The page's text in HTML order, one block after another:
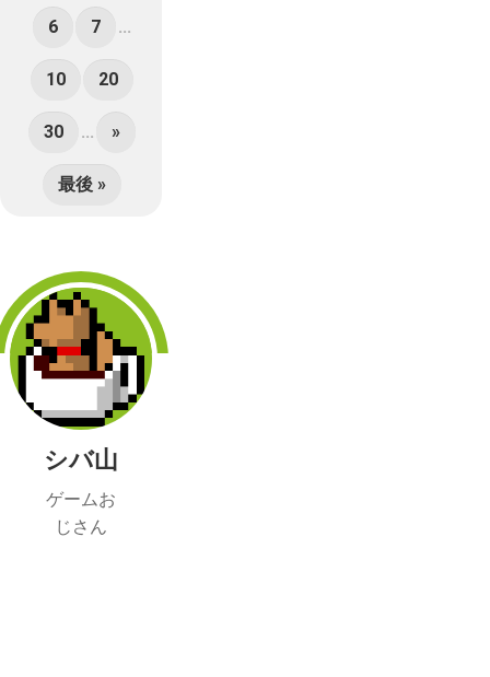
6 7 ...
10 20
30 ... »
最後 »
シバ山
ゲームお
じさん